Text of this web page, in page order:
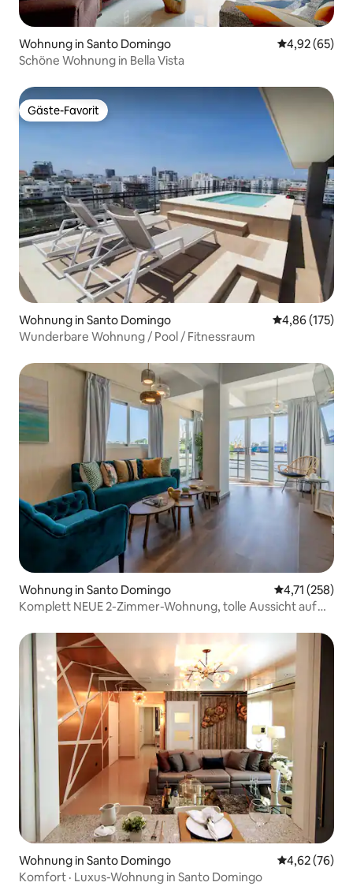
Wohnung in Santo Domingo
4,92 (65)
Schöne Wohnung in Bella Vista
Gäste-Favorit
Gäste-Favorit
Wohnung in Santo Domingo
4,86 (175)
Wunderbare Wohnung / Pool / Fitnessraum
Wohnung in Santo Domingo
4,71 (258)
Komplett NEUE 2-Zimmer-Wohnung, tolle Aussicht auf
Wohnung in Santo Domingo
4,62 (76)
Komfort · Luxus-Wohnung in Santo Domingo